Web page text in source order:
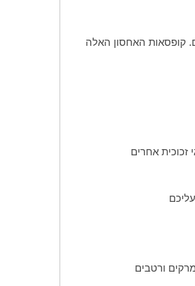
קופסאות האחסון האלה
זכוכית אחרים
ורטבים